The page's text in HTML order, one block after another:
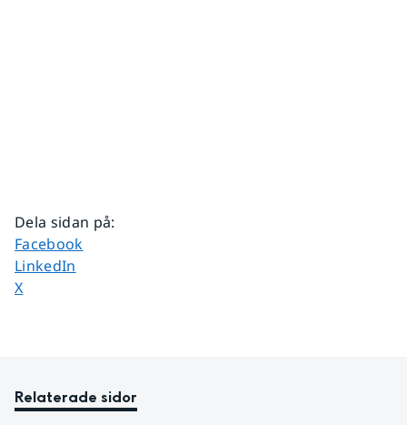
Dela sidan på:
Dela sidan på
Facebook
Dela sidan på
LinkedIn
Dela sidan på
X
Relaterade sidor